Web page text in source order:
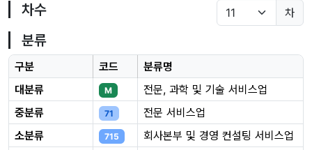
차수 차
분류
구분 코드
분류명
대분류
M
전문, 과학 및 기술 서비스업
중분류
71
전문 서비스업
소분류
715
회사본부 및 경영 컨설팅 서비스업